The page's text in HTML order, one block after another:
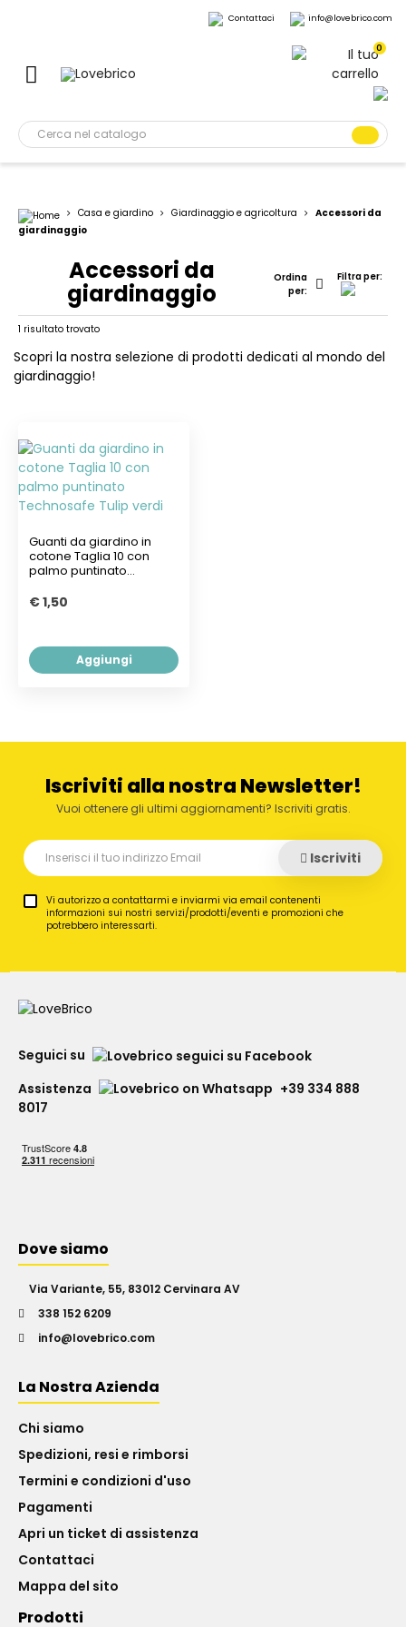
Contattaci info@lovebrico.com
0
Casa e giardino Giardinaggio e agricoltura
Accessori da
giardinaggio
Accessori da
giardinaggio
Ordina
per:
Filtra per:
1 risultato trovato
Scopri la nostra selezione di prodotti dedicati al mondo del
giardinaggio!
Guanti da giardino in
cotone Taglia 10 con
palmo puntinato
€ 1,50
Aggiungi
Iscriviti alla nostra Newsletter!
Vuoi ottenere gli ultimi aggiornamenti? Iscriviti gratis.
Iscriviti
Vi autorizzo a contattarmi e inviarmi via email contenenti
informazioni sui nostri servizi/prodotti/eventi e promozioni che
potrebbero interessarti.
Seguici su
Assistenza
+39 334 888
8017
Dove siamo
Via Variante, 55, 83012 Cervinara AV
338 152 6209
info@lovebrico.com
La Nostra Azienda
Chi siamo
Spedizioni, resi e rimborsi
Termini e condizioni d'uso
Pagamenti
Apri un ticket di assistenza
Contattaci
Mappa del sito
Prodotti